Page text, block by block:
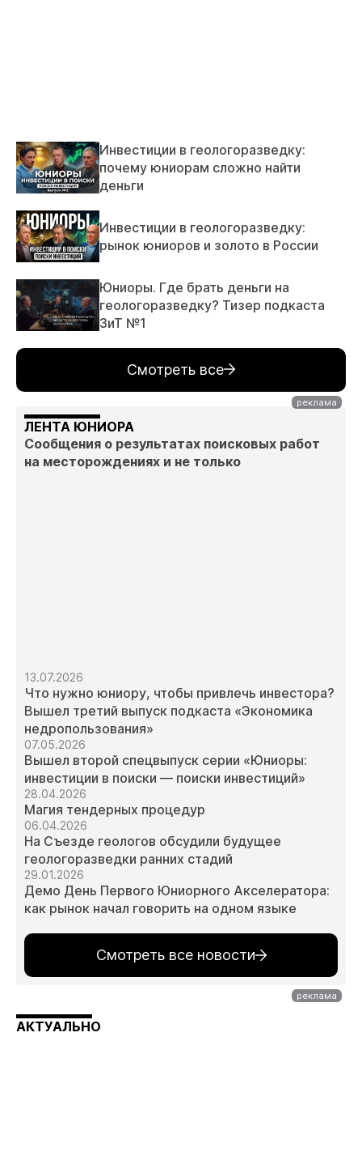
Инвестиции в геологоразведку:
почему юниорам сложно найти
деньги
Инвестиции в геологоразведку:
рынок юниоров и золото в России
Юниоры. Где брать деньги на
геологоразведку? Тизер подкаста
ЗиТ №1
Смотреть все
ЛЕНТА ЮНИОРА
Сообщения о результатах поисковых работ
на месторождениях и не только
13.07.2026
Что нужно юниору, чтобы привлечь инвестора?
Вышел третий выпуск подкаста «Экономика
недропользования»
07.05.2026
Вышел второй спецвыпуск серии «Юниоры:
инвестиции в поиски — поиски инвестиций»
28.04.2026
Магия тендерных процедур
06.04.2026
На Съезде геологов обсудили будущее
геологоразведки ранних стадий
29.01.2026
Демо День Первого Юниорного Акселератора:
как рынок начал говорить на одном языке
Смотреть все новости
АКТУАЛЬНО